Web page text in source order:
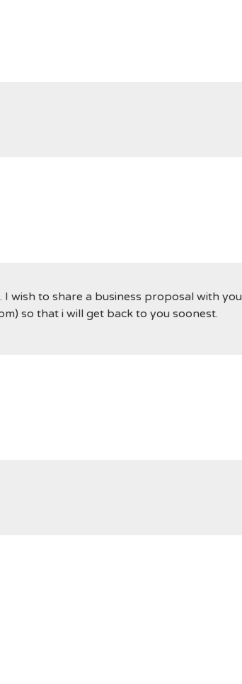
wish to share a business proposal with
so that i will get back to you soonest.